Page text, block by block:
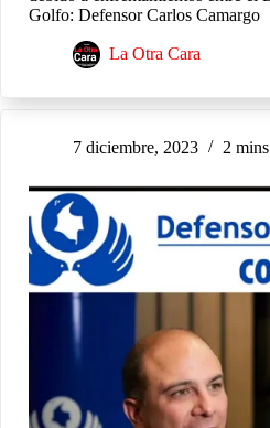
Golfo: Defensor Carlos Camargo
La Otra Cara
7 diciembre, 2023 2 mins